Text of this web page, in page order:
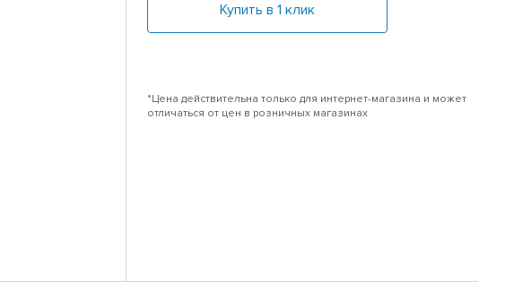
Купить в 1 клик
*Цена действительна только для интернет-магазина и может
отличаться от цен в розничных магазинах